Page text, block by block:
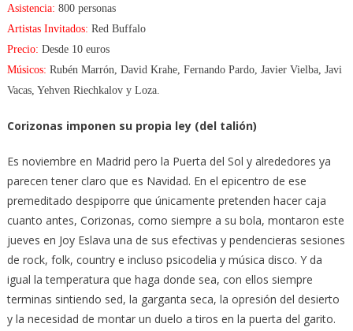
Asistencia: 800 personas
Artistas Invitados: Red Buffalo
Precio: Desde 10 euros
Músicos: Rubén Marrón, David Krahe, Fernando Pardo, Javier Vielba, Javi
Vacas, Yehven Riechkalov y Loza.
Corizonas imponen su propia ley (del talión)
Es noviembre en Madrid pero la Puerta del Sol y alrededores ya
parecen tener claro que es Navidad. En el epicentro de ese
premeditado despiporre que únicamente pretenden hacer caja
cuanto antes, Corizonas, como siempre a su bola, montaron este
jueves en Joy Eslava una de sus efectivas y pendencieras sesiones
de rock, folk, country e incluso psicodelia y música disco. Y da
igual la temperatura que haga donde sea, con ellos siempre
terminas sintiendo sed, la garganta seca, la opresión del desierto
y la necesidad de montar un duelo a tiros en la puerta del garito.